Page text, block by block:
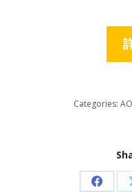
Categories:
Share